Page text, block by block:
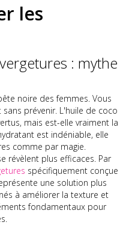
les
: mythe
noire des femmes. Vous
prévenir. L'huile de coco
mais est-elle vraiment la
est indéniable, elle
comme par magie.
révèlent plus efficaces. Par
spécifiquement conçue
une solution plus
à améliorer la texture et
fondamentaux pour